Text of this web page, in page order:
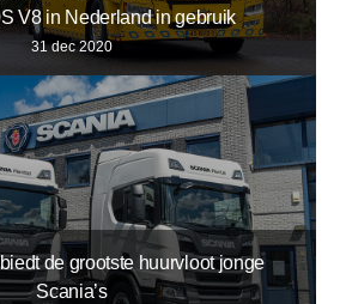
V8 in Nederland in gebruik
31 dec 2020
de grootste huurvloot jonge
Scania’s